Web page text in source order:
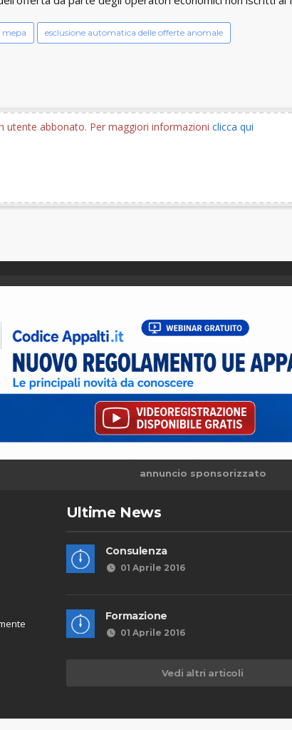
mepa esclusione automatica delle offerte anomale
utente abbonato. Per maggiori informazioni clicca qui
annuncio sponsorizzato
Ultime News
Consulenza
01 Aprile 2016
Formazione
01 Aprile 2016
Vedi altri articoli